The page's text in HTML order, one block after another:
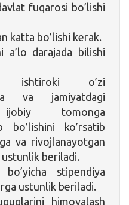
fuqarosi bo’lishi
katta bo’lishi kerak.
darajada bilishi
ishtiroki o’zi
va jamiyatdagi
ijobiy tomonga
bo’lishini ko’rsatib
va rivojlanayotgan
beriladi.
stipendiya
ustunlik beriladi.
himoyalash